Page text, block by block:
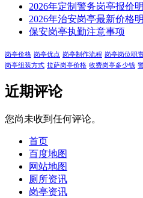
2026年定制警务岗亭报价
2026年治安岗亭最新价格
保安岗亭执勤注意事项
岗亭价格 岗亭优点 岗亭制作流程 岗亭岗位职
岗亭组装方式 拉萨岗亭价格 收费岗亭多少钱
近期评论
您尚未收到任何评论。
首页
百度地图
网站地图
厕所资讯
岗亭资讯